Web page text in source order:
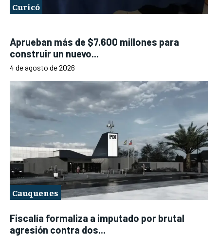
Curicó
Aprueban más de $7.600 millones para
construir un nuevo...
4 de agosto de 2026
Cauquenes
Fiscalía formaliza a imputado por brutal
agresión contra dos...